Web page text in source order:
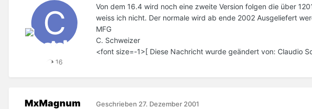
16
Von dem 16.4 wird noch eine zweite Version folgen die über
weiss ich nicht. Der normale wird ab ende 2002 Ausgeliefert
MFG
C. Schweizer
<font size=-1>[ Diese Nachricht wurde geändert von: Claudio
MxMagnum Geschrieben 27. Dezember 2001